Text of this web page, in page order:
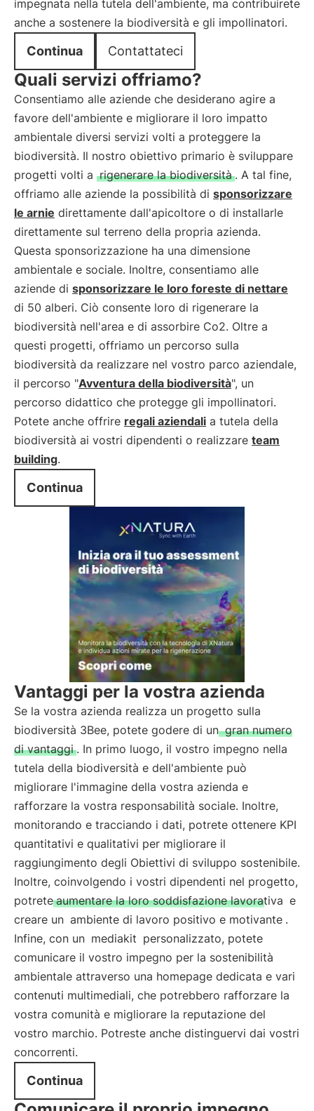
impegnata nella tutela dell'ambiente, ma contribuirete
anche a sostenere la biodiversità e gli impollinatori.
Continua Contattateci
Quali servizi offriamo?
Consentiamo alle aziende che desiderano agire a
favore dell'ambiente e migliorare il loro impatto
ambientale diversi servizi volti a proteggere la
biodiversità. Il nostro obiettivo primario è sviluppare
progetti volti a rigenerare la biodiversità . A tal fine,
offriamo alle aziende la possibilità di sponsorizzare
le arnie direttamente dall'apicoltore o di installarle
direttamente sul terreno della propria azienda.
Questa sponsorizzazione ha una dimensione
ambientale e sociale. Inoltre, consentiamo alle
aziende di sponsorizzare le loro foreste di nettare
di 50 alberi. Ciò consente loro di rigenerare la
biodiversità nell'area e di assorbire Co2. Oltre a
questi progetti, offriamo un percorso sulla
biodiversità da realizzare nel vostro parco aziendale,
il percorso "Avventura della biodiversità", un
percorso didattico che protegge gli impollinatori.
Potete anche offrire regali aziendali a tutela della
biodiversità ai vostri dipendenti o realizzare team
building.
Continua
Vantaggi per la vostra azienda
Se la vostra azienda realizza un progetto sulla
biodiversità 3Bee, potete godere di un gran numero
di vantaggi . In primo luogo, il vostro impegno nella
tutela della biodiversità e dell'ambiente può
migliorare l'immagine della vostra azienda e
rafforzare la vostra responsabilità sociale. Inoltre,
monitorando e tracciando i dati, potrete ottenere KPI
quantitativi e qualitativi per migliorare il
raggiungimento degli Obiettivi di sviluppo sostenibile.
Inoltre, coinvolgendo i vostri dipendenti nel progetto,
potrete aumentare la loro soddisfazione lavorativa e
creare un ambiente di lavoro positivo e motivante .
Infine, con un mediakit personalizzato, potete
comunicare il vostro impegno per la sostenibilità
ambientale attraverso una homepage dedicata e vari
contenuti multimediali, che potrebbero rafforzare la
vostra comunità e migliorare la reputazione del
vostro marchio. Potreste anche distinguervi dai vostri
concorrenti.
Continua